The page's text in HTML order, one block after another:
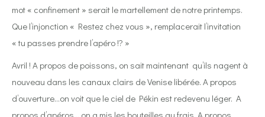
mot « confinement » serait le martellement de notre printemps.
Que l’injonction « Restez chez vous », remplacerait l’invitation
« tu passes prendre l’apéro !? »
Avril ! A propos de poissons, on sait maintenant qu’ils nagent à
nouveau dans les canaux clairs de Venise libérée. A propos
d’ouverture…on voit que le ciel de Pékin est redevenu léger. A